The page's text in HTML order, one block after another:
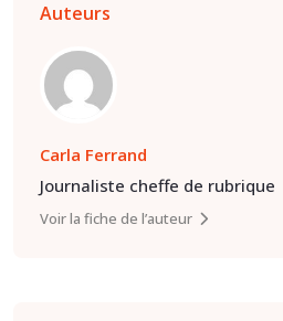
Auteurs
Carla Ferrand
Journaliste cheffe de rubrique
Voir la fiche de l’auteur